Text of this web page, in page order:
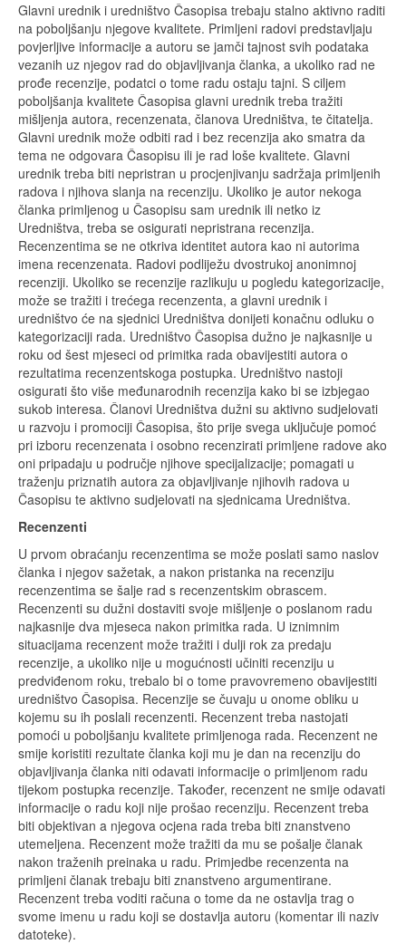
Glavni urednik i uredništvo Časopisa trebaju stalno aktivno raditi
na poboljšanju njegove kvalitete. Primljeni radovi predstavljaju
povjerljive informacije a autoru se jamči tajnost svih podataka
vezanih uz njegov rad do objavljivanja članka, a ukoliko rad ne
prođe recenzije, podatci o tome radu ostaju tajni. S ciljem
poboljšanja kvalitete Časopisa glavni urednik treba tražiti
mišljenja autora, recenzenata, članova Uredništva, te čitatelja.
Glavni urednik može odbiti rad i bez recenzija ako smatra da
tema ne odgovara Časopisu ili je rad loše kvalitete. Glavni
urednik treba biti nepristran u procjenjivanju sadržaja primljenih
radova i njihova slanja na recenziju. Ukoliko je autor nekoga
članka primljenog u Časopisu sam urednik ili netko iz
Uredništva, treba se osigurati nepristrana recenzija.
Recenzentima se ne otkriva identitet autora kao ni autorima
imena recenzenata. Radovi podliježu dvostrukoj anonimnoj
recenziji. Ukoliko se recenzije razlikuju u pogledu kategorizacije,
može se tražiti i trećega recenzenta, a glavni urednik i
uredništvo će na sjednici Uredništva donijeti konačnu odluku o
kategorizaciji rada. Uredništvo Časopisa dužno je najkasnije u
roku od šest mjeseci od primitka rada obavijestiti autora o
rezultatima recenzentskoga postupka. Uredništvo nastoji
osigurati što više međunarodnih recenzija kako bi se izbjegao
sukob interesa. Članovi Uredništva dužni su aktivno sudjelovati
u razvoju i promociji Časopisa, što prije svega uključuje pomoć
pri izboru recenzenata i osobno recenzirati primljene radove ako
oni pripadaju u područje njihove specijalizacije; pomagati u
traženju priznatih autora za objavljivanje njihovih radova u
Časopisu te aktivno sudjelovati na sjednicama Uredništva.
Recenzenti
U prvom obraćanju recenzentima se može poslati samo naslov
članka i njegov sažetak, a nakon pristanka na recenziju
recenzentima se šalje rad s recenzentskim obrascem.
Recenzenti su dužni dostaviti svoje mišljenje o poslanom radu
najkasnije dva mjeseca nakon primitka rada. U iznimnim
situacijama recenzent može tražiti i dulji rok za predaju
recenzije, a ukoliko nije u mogućnosti učiniti recenziju u
predviđenom roku, trebalo bi o tome pravovremeno obavijestiti
uredništvo Časopisa. Recenzije se čuvaju u onome obliku u
kojemu su ih poslali recenzenti. Recenzent treba nastojati
pomoći u poboljšanju kvalitete primljenoga rada. Recenzent ne
smije koristiti rezultate članka koji mu je dan na recenziju do
objavljivanja članka niti odavati informacije o primljenom radu
tijekom postupka recenzije. Također, recenzent ne smije odavati
informacije o radu koji nije prošao recenziju. Recenzent treba
biti objektivan a njegova ocjena rada treba biti znanstveno
utemeljena. Recenzent može tražiti da mu se pošalje članak
nakon traženih preinaka u radu. Primjedbe recenzenta na
primljeni članak trebaju biti znanstveno argumentirane.
Recenzent treba voditi računa o tome da ne ostavlja trag o
svome imenu u radu koji se dostavlja autoru (komentar ili naziv
datoteke).